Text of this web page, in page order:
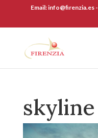
content
Email:info@firenzia.es -
skyline